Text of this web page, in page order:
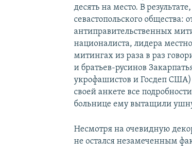
десять на место. В
севастопольского
антиправительственных
националиста, лидера
митингах из раза в раз
и братьев-русинов
укрофашистов и Госдеп
своей анкете все
больнице ему вытащили
Несмотря на очевидную
не остался незамеченным